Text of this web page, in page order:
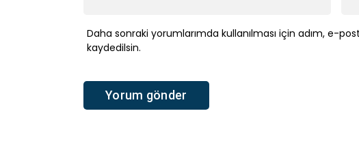
Daha sonraki yorumlarımda kullanılması için adım, e-
kaydedilsin.